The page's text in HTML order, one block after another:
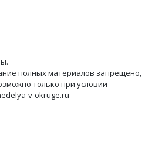
полных материалов запрещено,
только при условии
v-okruge.ru